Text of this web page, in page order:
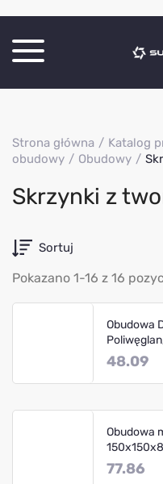
O Firmie
Kontakt
Strona główna Katalog
obudowy
Obudowy
Skrzynki z
Sortuj
Pokazano 1-16 z 16
Obudowa
48.09
Obudowa
77.86